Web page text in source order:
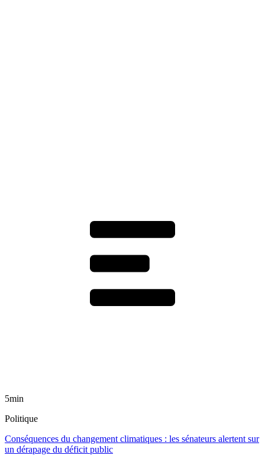
5min
Politique
Conséquences du changement climatiques : les sénateurs alertent sur
un dérapage du déficit public